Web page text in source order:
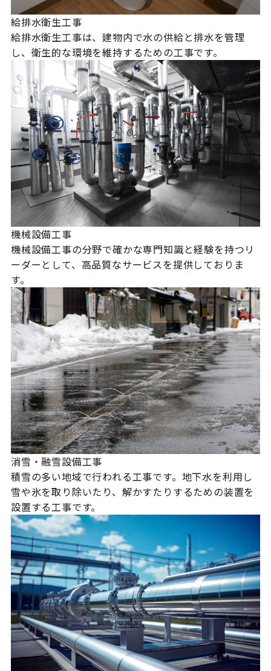
給排水衛生工事
給排水衛生工事は、建物内で水の供給と排水を管理
し、衛生的な環境を維持するための工事です。
機械設備工事
機械設備工事の分野で確かな専門知識と経験を持つリ
ーダーとして、高品質なサービスを提供しておりま
す。
消雪・融雪設備工事
積雪の多い地域で行われる工事です。地下水を利用し
雪や氷を取り除いたり、解かすたりするための装置を
設置する工事です。